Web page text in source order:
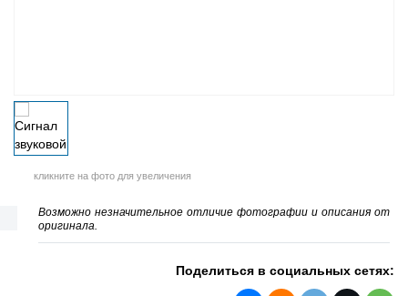
кликните на фото для увеличения
Возможно незначительное отличие фотографии и описания от
оригинала.
Поделиться в социальных сетях: